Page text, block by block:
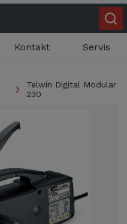
Kontakt Servis
Telwin Digital Modular
230